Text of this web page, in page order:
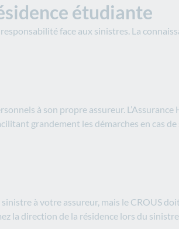
étudiante
face aux sinistres. La
à son propre assureur.
grandement les démarches en cas
à votre assureur, mais le CROUS
la direction de la résidence lors du